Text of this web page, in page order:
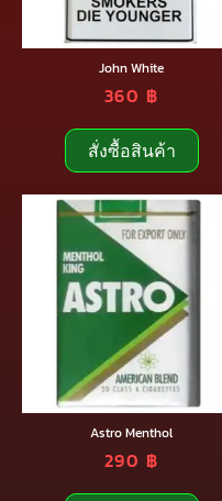
John White
360 ฿
สั่งซื้อสินค้า
Astro Menthol
290 ฿